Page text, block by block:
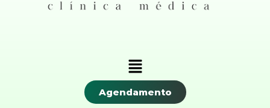
Agendamento